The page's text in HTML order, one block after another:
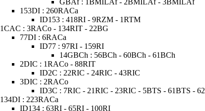
GBAf : 1BMILAf - 2BMILAf - 3BMILAf
153DI : 260RACa
ID153 : 418RI - 9RZM - 1RTM
1CAC : 3RACo - 134RIT - 22BG
77DI : 6RACa
ID77 : 97RI - 159RI
14GBCh : 56BCh - 60BCh - 61BCh
2DIC : 1RACo - 88RIT
ID2C : 22RIC - 24RIC - 43RIC
3DIC : 2RACo
ID3C : 7RIC - 21RIC - 23RIC - 5BTS - 61BTS -
134DI : 223RACa
ID134 : 63RI - 65RI - 100RI